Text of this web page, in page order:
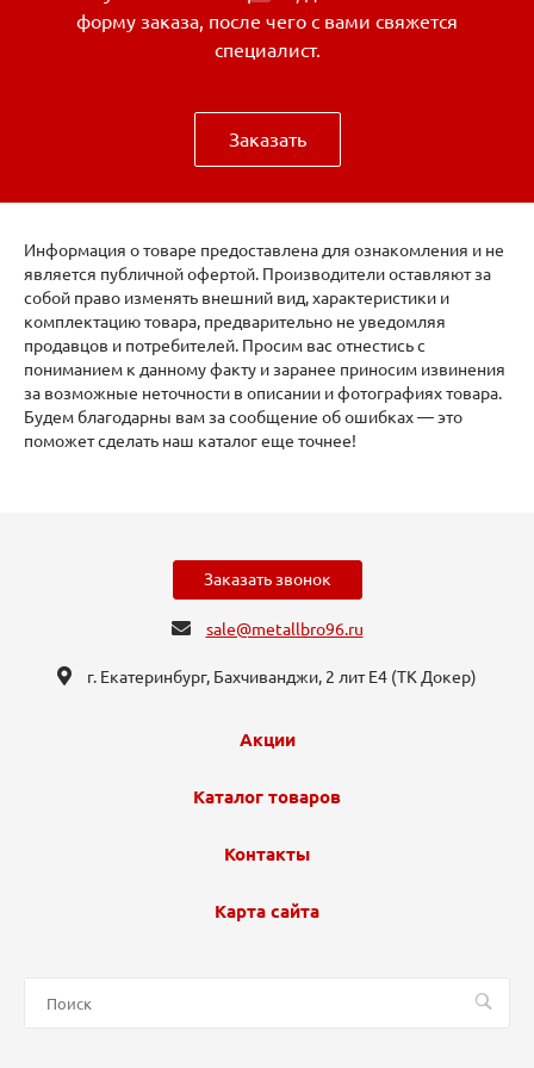
форму заказа, после чего с вами свяжется
специалист.
Заказать
Информация о товаре предоставлена для ознакомления и не
является публичной офертой. Производители оставляют за
собой право изменять внешний вид, характеристики и
комплектацию товара, предварительно не уведомляя
продавцов и потребителей. Просим вас отнестись с
пониманием к данному факту и заранее приносим извинения
за возможные неточности в описании и фотографиях товара.
Будем благодарны вам за сообщение об ошибках — это
поможет сделать наш каталог еще точнее!
Заказать звонок
sale@metallbro96.ru
г. Екатеринбург, ​Бахчиванджи, 2 лит Е4 (ТК Докер​)
Акции
Каталог товаров
Контакты
Карта сайта